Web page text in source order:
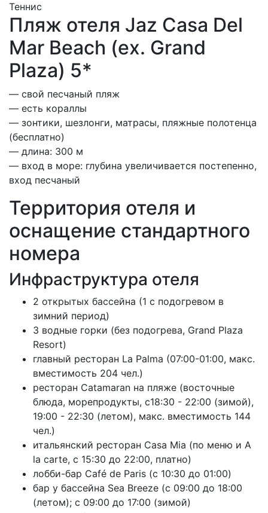
Теннис
Пляж отеля Jaz Casa Del
Mar Beach (ex. Grand
Plaza) 5*
— свой песчаный пляж
— есть кораллы
— зонтики, шезлонги, матрасы, пляжные полотенца
(бесплатно)
— длина: 300 м
— вход в море: глубина увеличивается постепенно,
вход песчаный
Территория отеля и
оснащение стандартного
номера
Инфраструктура отеля
2 открытых бассейна (1 с подогревом в
зимний период)
3 водные горки (без подогрева, Grand Plaza
Resort)
главный ресторан La Palma (07:00-01:00, макс.
вместимость 204 чел.)
ресторан Catamaran на пляже (восточные
блюда, морепродукты, с18:30 - 22:00 (зимой),
19:00 - 22:30 (летом), макс. вместимость 144
чел.)
итальянский ресторан Casa Mia (по меню и A
la carte, с 15:30 до 22:00, платно)
лобби-бар Café de Paris (с 10:30 до 01:00)
бар у бассейна Sea Breeze (с 09:00 до 18:00
(летом); с 09:00 до 17:00 (зимой)